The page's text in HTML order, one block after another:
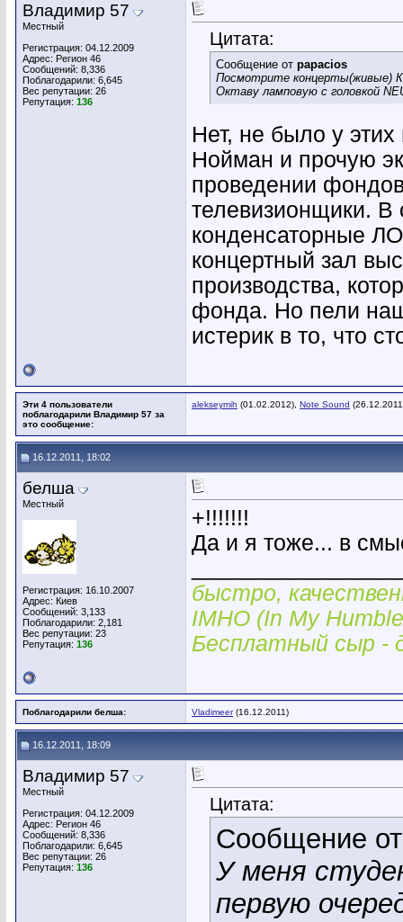
Владимир 57
Местный
Регистрация: 04.12.2009
Адрес: Регион 46
Сообщений: 8,336
Поблагодарили: 6,645
Вес репутации: 26
Репутация: 136
Цитата:
Сообщение от papacios
Посмотрите концерты(живые)
Октаву ламповую с головкой
Нет, не было у
Нойман и прочую
проведении
телевизионщики.
конденсаторные
концертный зал
производства,
фонда. Но пели
истерик в то, что
Эти 4 пользователи
поблагодарили Владимир 57 за
это сообщение:
alekseymih (01.02.2012), Note Sound
16.12.2011, 18:02
белша
Местный
Регистрация: 16.10.2007
Адрес: Киев
Сообщений: 3,133
Поблагодарили: 2,181
Вес репутации: 23
Репутация: 136
+!!!!!!!
Да и я тоже... в
быстро,
IMHO (In My
Бесплатный сыр -
Поблагодарили белша: Vladimeer(16.12.2011)
16.12.2011, 18:09
Владимир 57
Местный
Регистрация: 04.12.2009
Адрес: Регион 46
Сообщений: 8,336
Поблагодарили: 6,645
Вес репутации: 26
Репутация: 136
Цитата:
Сообщение
У меня
первую